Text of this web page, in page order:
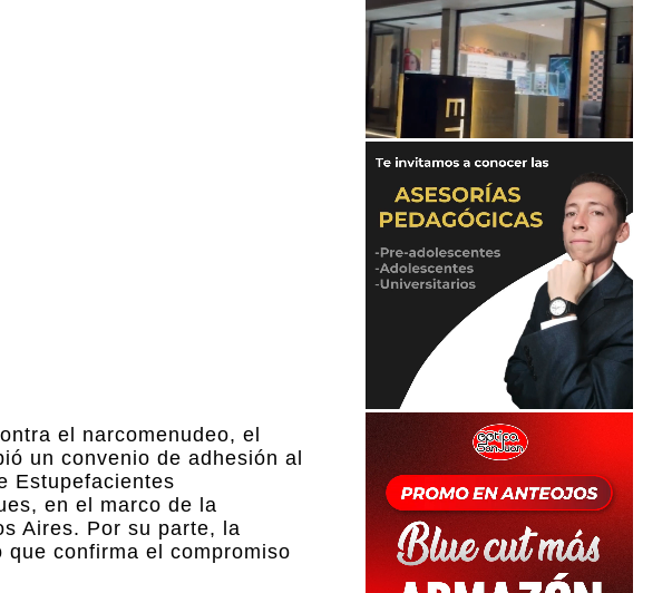
el narcomenudeo, el
un convenio de adhesión al
Estupefacientes
en el marco de la
Aires. Por su parte, la
confirma el compromiso